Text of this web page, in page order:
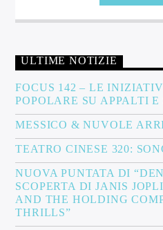
ULTIME NOTIZIE
FOCUS 142 – LE
POPOLARE SU APPALTI
MESSICO & NUVOLE
TEATRO CINESE 320:
NUOVA PUNTATA DI
SCOPERTA DI JANIS
AND THE HOLDING
THRILLS”